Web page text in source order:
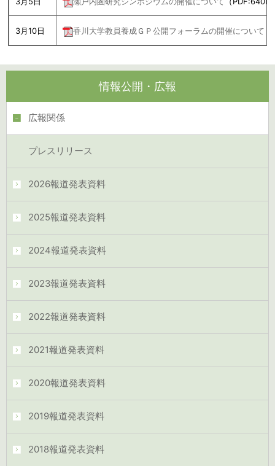
3月10日 香川大学教員養成ＧＰ公開フォーラムの開催について
情報公開・広報
広報関係
プレスリリース
2026報道発表資料
2025報道発表資料
2024報道発表資料
2023報道発表資料
2022報道発表資料
2021報道発表資料
2020報道発表資料
2019報道発表資料
2018報道発表資料